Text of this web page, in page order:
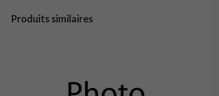
Produits similaires